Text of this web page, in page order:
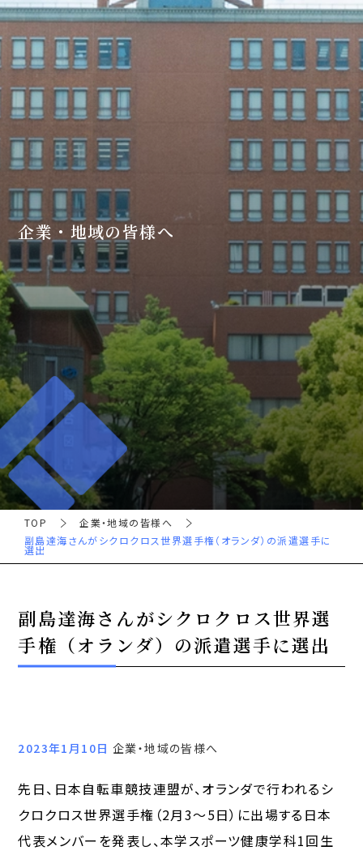
企業・地域の皆様へ
TOP
企業・地域の皆様へ
副島達海さんがシクロクロス世界選手権（オランダ）の派遣選手に
選出
副島達海さんがシクロクロス世界選
手権（オランダ）の派遣選手に選出
2023年1月10日 企業・地域の皆様へ
先日、日本自転車競技連盟が、オランダで行われるシ
クロクロス世界選手権（2月3〜5日）に出場する日本
代表メンバーを発表し、本学スポーツ健康学科1回生